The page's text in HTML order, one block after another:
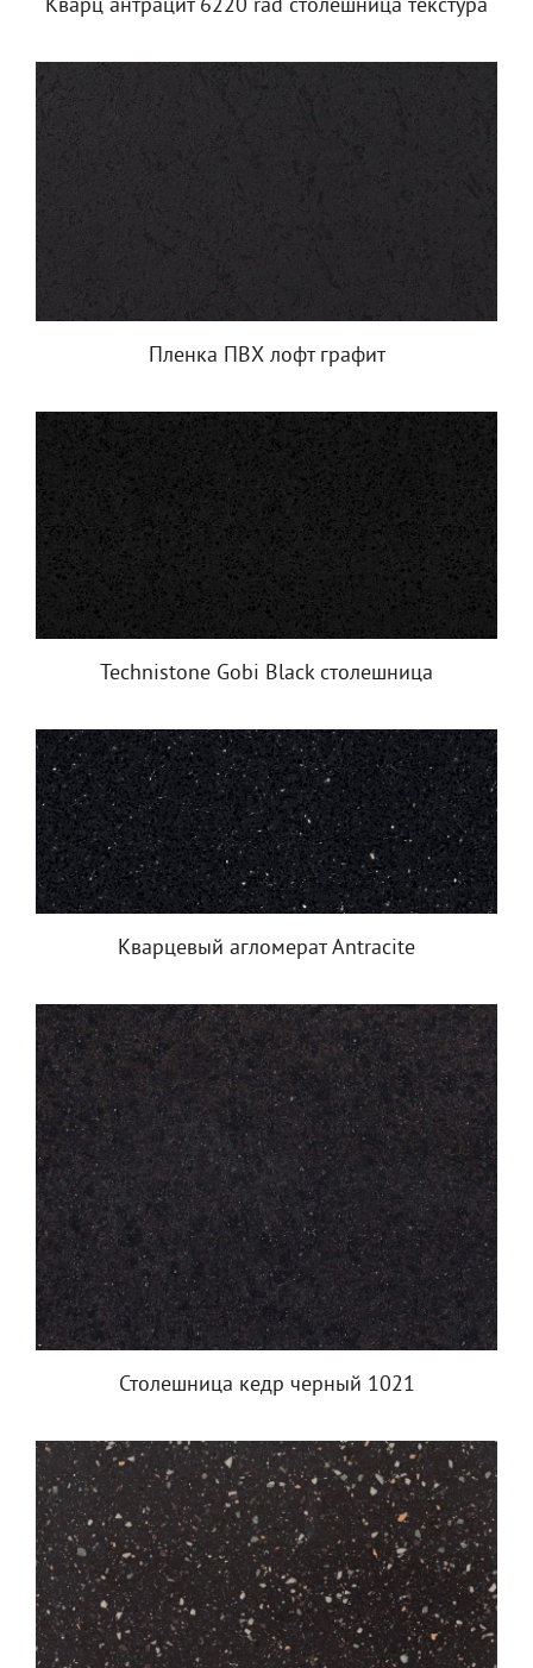
Кварц антрацит 6220 rad столешница текстура
Пленка ПВХ лофт графит
Technistone Gobi Black столешница
Кварцевый агломерат Antracite
Столешница кедр черный 1021